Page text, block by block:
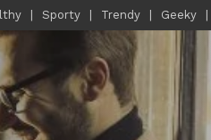
Sporty Trendy Geeky